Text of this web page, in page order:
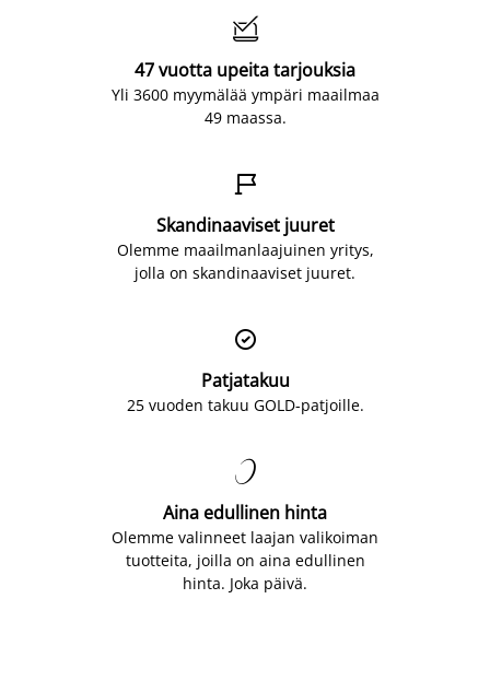

47 vuotta upeita tarjouksia
Yli 3600 myymälää ympäri maailmaa
49 maassa.

Skandinaaviset juuret
Olemme maailmanlaajuinen yritys,
jolla on skandinaaviset juuret.

Patjatakuu
25 vuoden takuu GOLD-patjoille.

Aina edullinen hinta
Olemme valinneet laajan valikoiman
tuotteita, joilla on aina edullinen
hinta. Joka päivä.